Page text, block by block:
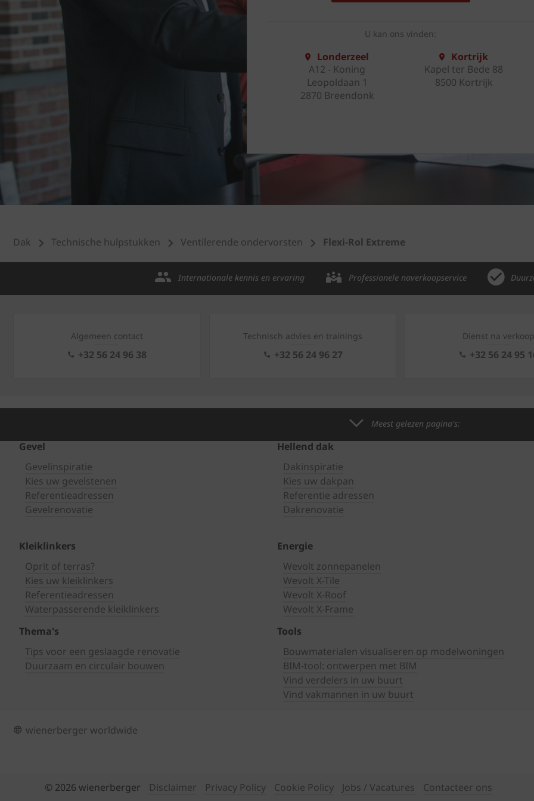
U kan ons vinden:
Londerzeel
A12 - Koning
Leopoldaan 1
2870 Breendonk
Kortrijk
Kapel ter Bede 88
8500 Kortrijk
Dak Technische hulpstukken Ventilerende ondervorsten Flexi-Rol Extreme
Internationale kennis en ervaring Professionele naverkoopservice
Algemeen contact
+32 56 24 96 38
Technisch advies en trainings
+32 56 24 96 27
Dienst na verkoop
+32 56 24 95
Meest gelezen pagina's:
Gevel
Gevelinspiratie
Kies uw gevelstenen
Referentieadressen
Gevelrenovatie
Hellend dak
Dakinspiratie
Kies uw dakpan
Referentie adressen
Dakrenovatie
Kleiklinkers
Oprit of terras?
Kies uw kleiklinkers
Referentieadressen
Waterpasserende kleiklinkers
Energie
Wevolt zonnepanelen
Wevolt X-Tile
Wevolt X-Roof
Wevolt X-Frame
Thema's
Tips voor een geslaagde renovatie
Duurzaam en circulair bouwen
Tools
Bouwmaterialen visualiseren op modelwoningen
BIM-tool: ontwerpen met BIM
Vind verdelers in uw buurt
Vind vakmannen in uw buurt
wienerberger worldwide
© 2026 wienerberger Disclaimer Privacy Policy Cookie Policy Jobs / Vacatures
Contacteer ons